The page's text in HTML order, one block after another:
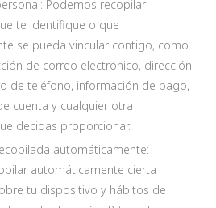
Podemos recopilar
te identifique o que
se pueda vincular contigo, como
de correo electrónico, dirección
de teléfono, información de pago,
cuenta y cualquier otra
decidas proporcionar.
automáticamente:
automáticamente cierta
tu dispositivo y hábitos de